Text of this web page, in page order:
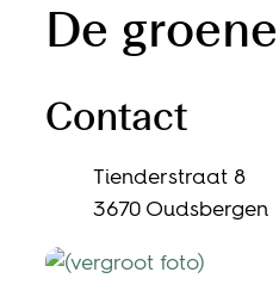
De
Contact
AdresTienderstraat 8
,3670 Oudsbergen